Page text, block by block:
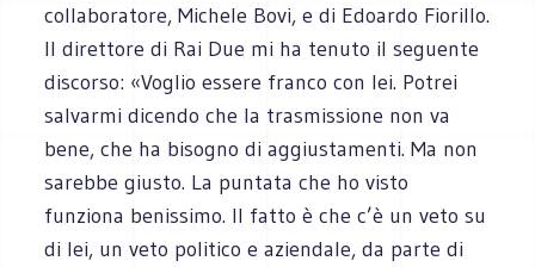
collaboratore, Michele Bovi, e di Edoardo Fiorillo.
Il direttore di Rai Due mi ha tenuto il seguente
discorso: «Voglio essere franco con lei. Potrei
salvarmi dicendo che la trasmissione non va
bene, che ha bisogno di aggiustamenti. Ma non
sarebbe giusto. La puntata che ho visto
funziona benissimo. Il fatto è che c’è un veto su
di lei, un veto politico e aziendale, da parte di